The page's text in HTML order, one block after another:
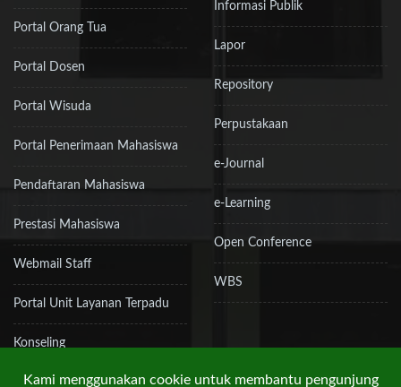
Portal Orang Tua
Portal Dosen
Portal Wisuda
Portal Penerimaan Mahasiswa
Pendaftaran Mahasiswa
Prestasi Mahasiswa
Webmail Staff
Portal Unit Layanan Terpadu
Konseling
Informasi Publik
Lapor
Repository
Perpustakaan
e-Journal
e-Learning
Open Conference
WBS
Kami menggunakan cookie untuk membantu pengunjung